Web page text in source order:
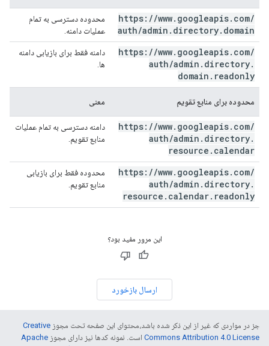
https: //www. googleapis. com/
auth/admin . directory. domain
محدوده دسترسی به تمام
عملیات دامنه.
https: //www. googleapis. com/
auth/admin . directory.
domain . readonly
دامنه فقط برای بازیابی دامنه
ها.
محدوده برای منابع تقویم معنی
https: //www. googleapis. com/
auth/admin . directory.
resource . calendar
دامنه دسترسی به تمام عملیات
منابع تقویم.
https: //www. googleapis. com/
auth/admin . directory.
resource . calendar. readonly
محدوده فقط برای بازیابی
منابع تقویم.
این مرور مفید بود؟
ارسال بازخورد
جز در مواردی که غیر از این ذکر شده باشد،‌محتوای این صفحه تحت مجوز Creative
Commons Attribution 4.0 License است. نمونه کدها نیز دارای مجوز Apache